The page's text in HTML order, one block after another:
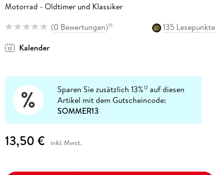
Motorrad - Oldtimer und Klassiker
(0 Bewertungen)15
135 Lesepunkte
Kalender
Sparen Sie zusätzlich 13%12 auf diesen
Artikel mit dem Gutscheincode:
SOMMER13
13,50 € inkl. Mwst.